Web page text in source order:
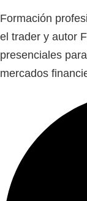
Formación
el trader y autor
presenciales
mercados